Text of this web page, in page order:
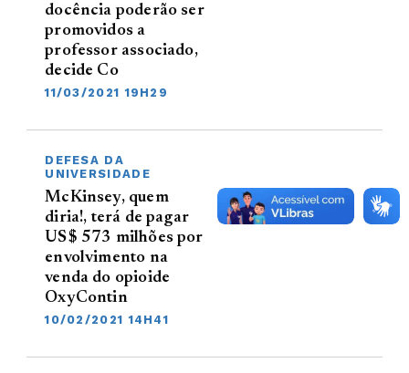
docência poderão ser
promovidos a
professor associado,
decide Co
11/03/2021 19H29
DEFESA DA
UNIVERSIDADE
McKinsey, quem
diria!, terá de pagar
US$ 573 milhões por
envolvimento na
venda do opioide
OxyContin
10/02/2021 14H41